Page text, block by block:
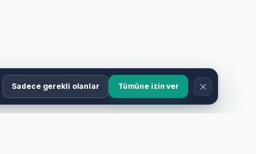
Sadece gerekli olanlar Tümüne izin ver